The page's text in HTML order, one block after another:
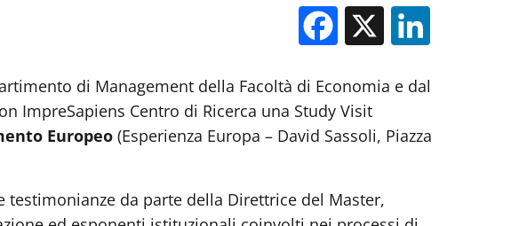
Facebook
X
di Management della Facoltà di Economia e dal
ImpreSapiens Centro di Ricerca una Study Visit
Europeo (Esperienza Europa – David Sassoli, Piazza
testimonianze da parte della Direttrice del Master,